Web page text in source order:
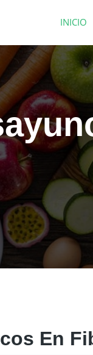
INICIO
En